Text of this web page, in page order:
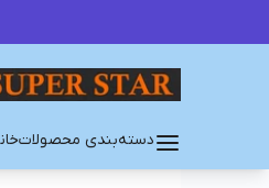
دسته‌بندی محصولات